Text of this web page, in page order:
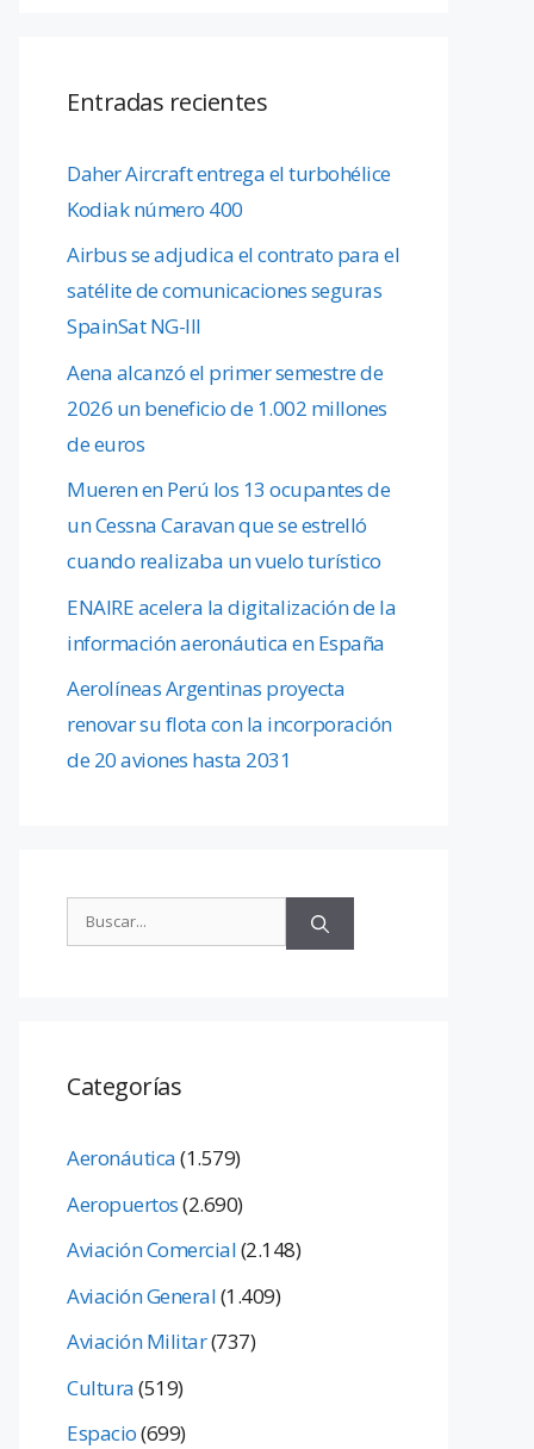
Entradas recientes
Daher Aircraft entrega el turbohélice
Kodiak número 400
Airbus se adjudica el contrato para el
satélite de comunicaciones seguras
SpainSat NG-III
Aena alcanzó el primer semestre de
2026 un beneficio de 1.002 millones
de euros
Mueren en Perú los 13 ocupantes de
un Cessna Caravan que se estrelló
cuando realizaba un vuelo turístico
ENAIRE acelera la digitalización de la
información aeronáutica en España
Aerolíneas Argentinas proyecta
renovar su flota con la incorporación
de 20 aviones hasta 2031
Categorías
Aeronáutica(1.579)
Aeropuertos(2.690)
Aviación Comercial(2.148)
Aviación General(1.409)
Aviación Militar(737)
Cultura(519)
Espacio(699)